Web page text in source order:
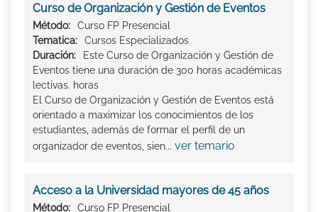
Curso de Organización y Gestión de Eventos
Método:
Curso FP Presencial
Tematica:
Cursos Especializados
Duración:
Este Curso de Organización y Gestión de
Eventos tiene una duración de 300 horas académicas
lectivas. horas
El Curso de Organización y Gestión de Eventos está
orientado a maximizar los conocimientos de los
estudiantes, además de formar el perfil de un
organizador de eventos, sien... ver temario
Acceso a la Universidad mayores de 45 años
Método: Curso FP Presencial